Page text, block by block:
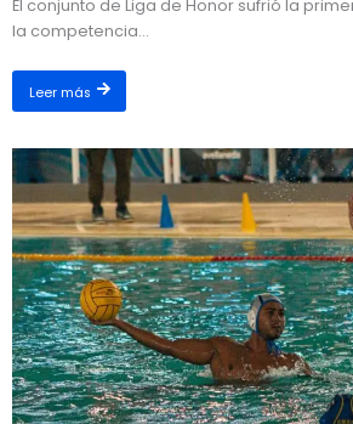
El conjunto de Liga de Honor sufrió la
la competencia...
Leer más